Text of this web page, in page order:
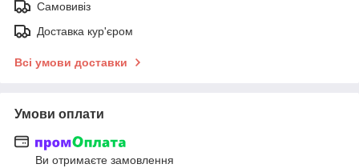
Самовивіз
Доставка кур'єром
Всі умови доставки
Умови оплати
Ви отримаєте замовлення